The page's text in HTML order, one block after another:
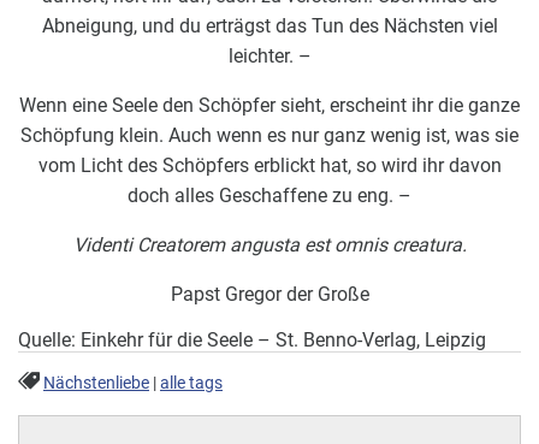
Abneigung, und du erträgst das Tun des Nächsten viel
leichter. –
Wenn eine Seele den Schöpfer sieht, erscheint ihr die ganze
Schöpfung klein. Auch wenn es nur ganz wenig ist, was sie
vom Licht des Schöpfers erblickt hat, so wird ihr davon
doch alles Geschaffene zu eng. –
Videnti Creatorem angusta est omnis creatura.
Papst Gregor der Große
Quelle: Einkehr für die Seele – St. Benno-Verlag, Leipzig
Nächstenliebe |alle tags